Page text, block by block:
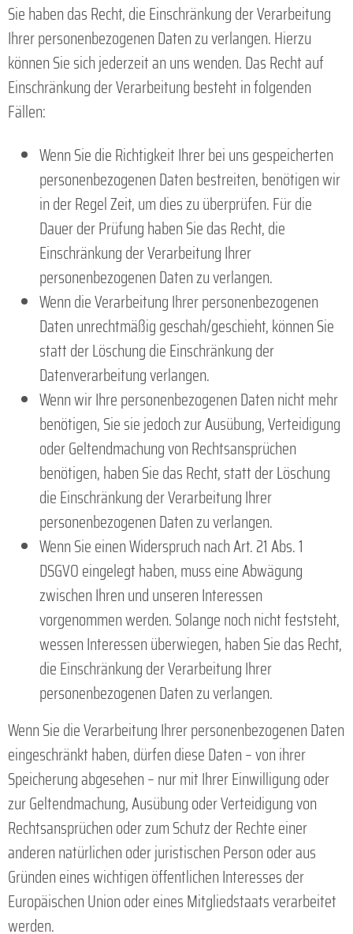
Sie haben das Recht, die Einschränkung der Verarbeitung
Ihrer personenbezogenen Daten zu verlangen. Hierzu
können Sie sich jederzeit an uns wenden. Das Recht auf
Einschränkung der Verarbeitung besteht in folgenden
Fällen:
Wenn Sie die Richtigkeit Ihrer bei uns gespeicherten
personenbezogenen Daten bestreiten, benötigen wir
in der Regel Zeit, um dies zu überprüfen. Für die
Dauer der Prüfung haben Sie das Recht, die
Einschränkung der Verarbeitung Ihrer
personenbezogenen Daten zu verlangen.
Wenn die Verarbeitung Ihrer personenbezogenen
Daten unrechtmäßig geschah/geschieht, können Sie
statt der Löschung die Einschränkung der
Datenverarbeitung verlangen.
Wenn wir Ihre personenbezogenen Daten nicht mehr
benötigen, Sie sie jedoch zur Ausübung, Verteidigung
oder Geltendmachung von Rechtsansprüchen
benötigen, haben Sie das Recht, statt der Löschung
die Einschränkung der Verarbeitung Ihrer
personenbezogenen Daten zu verlangen.
Wenn Sie einen Widerspruch nach Art. 21 Abs. 1
DSGVO eingelegt haben, muss eine Abwägung
zwischen Ihren und unseren Interessen
vorgenommen werden. Solange noch nicht feststeht,
wessen Interessen überwiegen, haben Sie das Recht,
die Einschränkung der Verarbeitung Ihrer
personenbezogenen Daten zu verlangen.
Wenn Sie die Verarbeitung Ihrer personenbezogenen Daten
eingeschränkt haben, dürfen diese Daten – von ihrer
Speicherung abgesehen – nur mit Ihrer Einwilligung oder
zur Geltendmachung, Ausübung oder Verteidigung von
Rechtsansprüchen oder zum Schutz der Rechte einer
anderen natürlichen oder juristischen Person oder aus
Gründen eines wichtigen öffentlichen Interesses der
Europäischen Union oder eines Mitgliedstaats verarbeitet
werden.